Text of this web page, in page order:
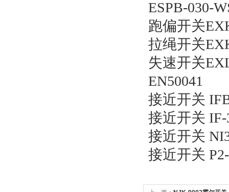
ESPB-030-
跑偏开关
拉绳开关
失速开关
EN50041
接近开关
接近开关 IF-
接近开关
接近开关